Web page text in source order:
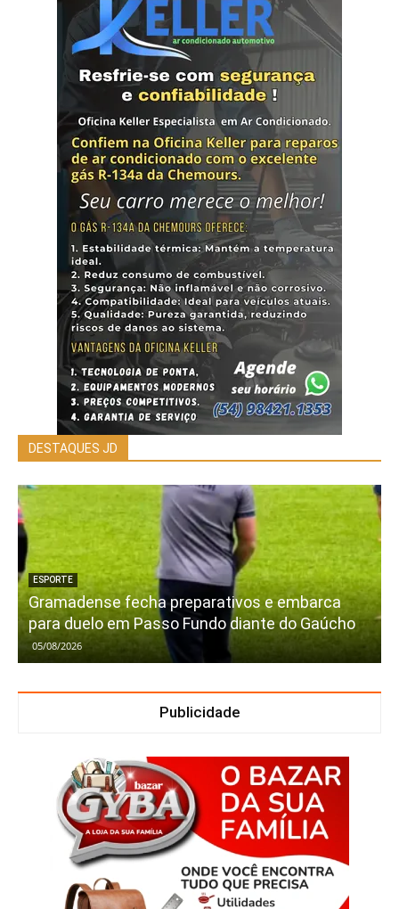
DESTAQUES JD
ESPORTE
Gramadense fecha preparativos e embarca
para duelo em Passo Fundo diante do Gaúcho
05/08/2026
Publicidade